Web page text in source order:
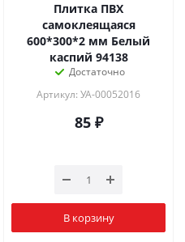
Плитка ПВХ
самоклеящаяся
600*300*2 мм Белый
каспий 94138
Достаточно
Артикул: УА-00052016
85₽
В корзину